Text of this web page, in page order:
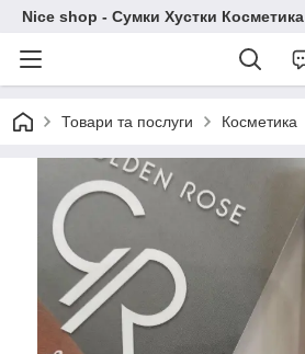
Nice shop - Сумки Хустки Косметика
Товари та послуги Косметика